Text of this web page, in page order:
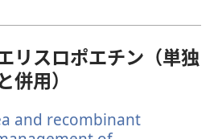
開
く）
ブ
で
リスロポエチン（単独
併用）
and recombinant